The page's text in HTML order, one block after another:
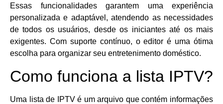
Essas funcionalidades garantem uma experiência
personalizada e adaptável, atendendo as necessidades
de todos os usuários, desde os iniciantes até os mais
exigentes. Com suporte contínuo, o editor é uma ótima
escolha para organizar seu entretenimento doméstico.
Como funciona a lista IPTV?
Uma lista de IPTV é um arquivo que contém informações